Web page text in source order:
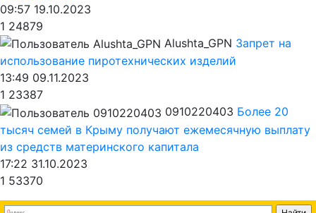
09:57 19.10.2023
1 24879
Alushta_GPN Запрет на
использование пиротехнических изделий
13:49 09.11.2023
1 23387
0910220403 Более 20
тысяч семей в Крыму получают ежемесячную выплату
из средств материнского капитала
17:22 31.10.2023
1 53370